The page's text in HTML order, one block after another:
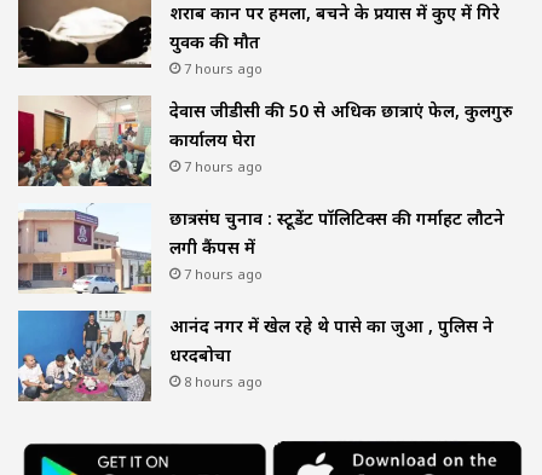
शराब दुकान पर हमला, बचने के प्रयास में कुए में गिरे
युवक की मौत
7 hours ago
देवास जीडीसी की 50 से अधिक छात्राएं फेल, कुलगुरु
कार्यालय घेरा
7 hours ago
छात्रसंघ चुनाव : स्टूडेंट पॉलिटिक्स की गर्माहट लौटने
लगी कैंपस में
7 hours ago
आनंद नगर में खेल रहे थे पासे का जुआ , पुलिस ने
धरदबोचा
8 hours ago